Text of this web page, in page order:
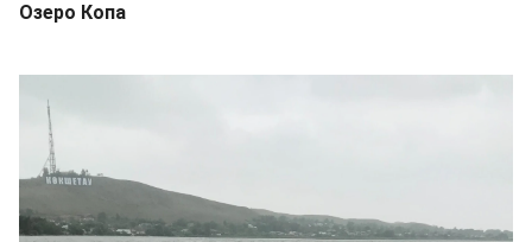
Озеро Копа